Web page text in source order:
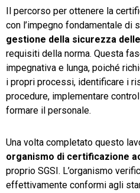
Il percorso per ottenere la
con l’impegno fondamentale di
gestione della sicurezza
requisiti della norma. Questa
impegnativa e lunga, poiché
i propri processi, identificare i
procedure, implementare
formare il personale.
Una volta completato questo
organismo di certificazione
proprio SGSI. L’organismo
effettivamente conformi agli